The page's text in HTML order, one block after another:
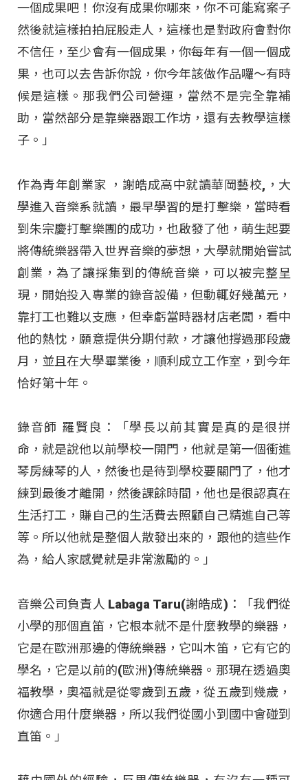
一個成果吧！你沒有成果你哪來，你不可能寫案子
然後就這樣拍拍屁股走人，這樣也是對政府會對你
不信任，至少會有一個成果，你每年有一個一個成
果，也可以去告訴你說，你今年該做作品囉～有時
候是這樣。那我們公司營運，當然不是完全靠補
助，當然部分是靠樂器跟工作坊，還有去教學這樣
子。」
作為青年創業家 ，謝皓成高中就讀華岡藝校,，大
學進入音樂系就讀，最早學習的是打擊樂，當時看
到朱宗慶打擊樂團的成功，也啟發了他，萌生起要
將傳統樂器帶入世界音樂的夢想，大學就開始嘗試
創業，為了讓採集到的傳統音樂，可以被完整呈
現，開始投入專業的錄音設備，但動輒好幾萬元，
靠打工也難以支應，但幸虧當時器材店老闆，看中
他的熱忱，願意提供分期付款，才讓他撐過那段歲
月，並且在大學畢業後，順利成立工作室，到今年
恰好第十年。
錄音師 羅賢良：「學長以前其實是真的是很拼
命，就是說他以前學校一開門，他就是第一個衝進
琴房練琴的人，然後也是待到學校要關門了，他才
練到最後才離開，然後課餘時間，他也是很認真在
生活打工，賺自己的生活費去照顧自己精進自己等
等。所以他就是整個人散發出來的，跟他的這些作
為，給人家感覺就是非常激勵的。」
音樂公司負責人 Labaga Taru(謝皓成)：「我們從
小學的那個直笛，它根本就不是什麼教學的樂器，
它是在歐洲那邊的傳統樂器，它叫木笛，它有它的
學名，它是以前的(歐洲)傳統樂器。那現在透過奧
福教學，奧福就是從零歲到五歲，從五歲到幾歲，
你適合用什麼樂器，所以我們從國小到國中會碰到
直笛。」